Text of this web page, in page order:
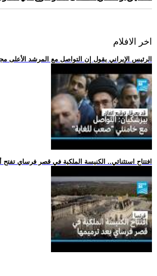
اخر الافلام
.. الرئيس الإيراني يقول إن التواصل مع المرشد الأعلى
.. افتتاح استثنائي.. الكنيسة الملكية في قصر فرساي تفتح